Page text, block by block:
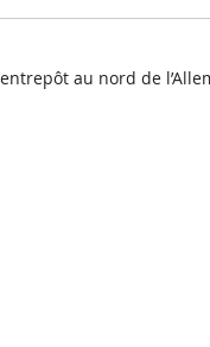
au nord de